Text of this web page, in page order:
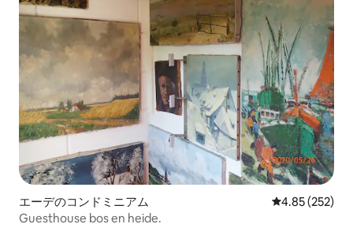
エーデのコンドミニアム レビュー252
4.85 (252)
Guesthouse bos en heide.